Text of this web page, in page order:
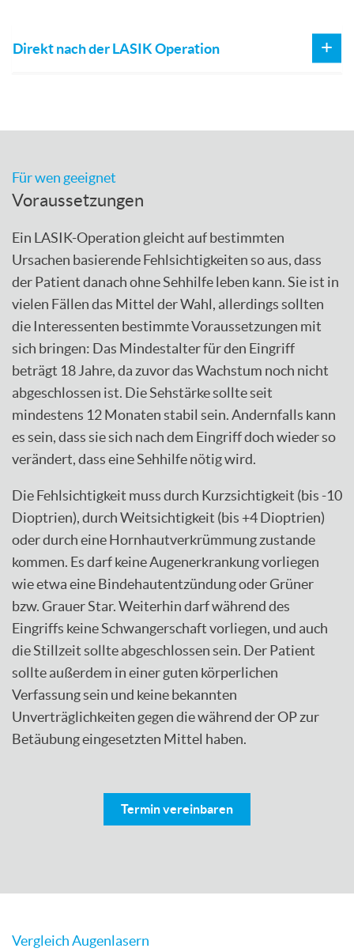
Direkt nach der LASIK Operation
Für wen geeignet
Voraussetzungen
Ein LASIK-Operation gleicht auf bestimmten
Ursachen basierende Fehlsichtigkeiten so aus, dass
der Patient danach ohne Sehhilfe leben kann. Sie ist in
vielen Fällen das Mittel der Wahl, allerdings sollten
die Interessenten bestimmte Voraussetzungen mit
sich bringen: Das Mindestalter für den Eingriff
beträgt 18 Jahre, da zuvor das Wachstum noch nicht
abgeschlossen ist. Die Sehstärke sollte seit
mindestens 12 Monaten stabil sein. Andernfalls kann
es sein, dass sie sich nach dem Eingriff doch wieder so
verändert, dass eine Sehhilfe nötig wird.
Die Fehlsichtigkeit muss durch Kurzsichtigkeit (bis -10
Dioptrien), durch Weitsichtigkeit (bis +4 Dioptrien)
oder durch eine Hornhautverkrümmung zustande
kommen. Es darf keine Augenerkrankung vorliegen
wie etwa eine Bindehautentzündung oder Grüner
bzw. Grauer Star. Weiterhin darf während des
Eingriffs keine Schwangerschaft vorliegen, und auch
die Stillzeit sollte abgeschlossen sein. Der Patient
sollte außerdem in einer guten körperlichen
Verfassung sein und keine bekannten
Unverträglichkeiten gegen die während der OP zur
Betäubung eingesetzten Mittel haben.
Termin vereinbaren
Vergleich Augenlasern